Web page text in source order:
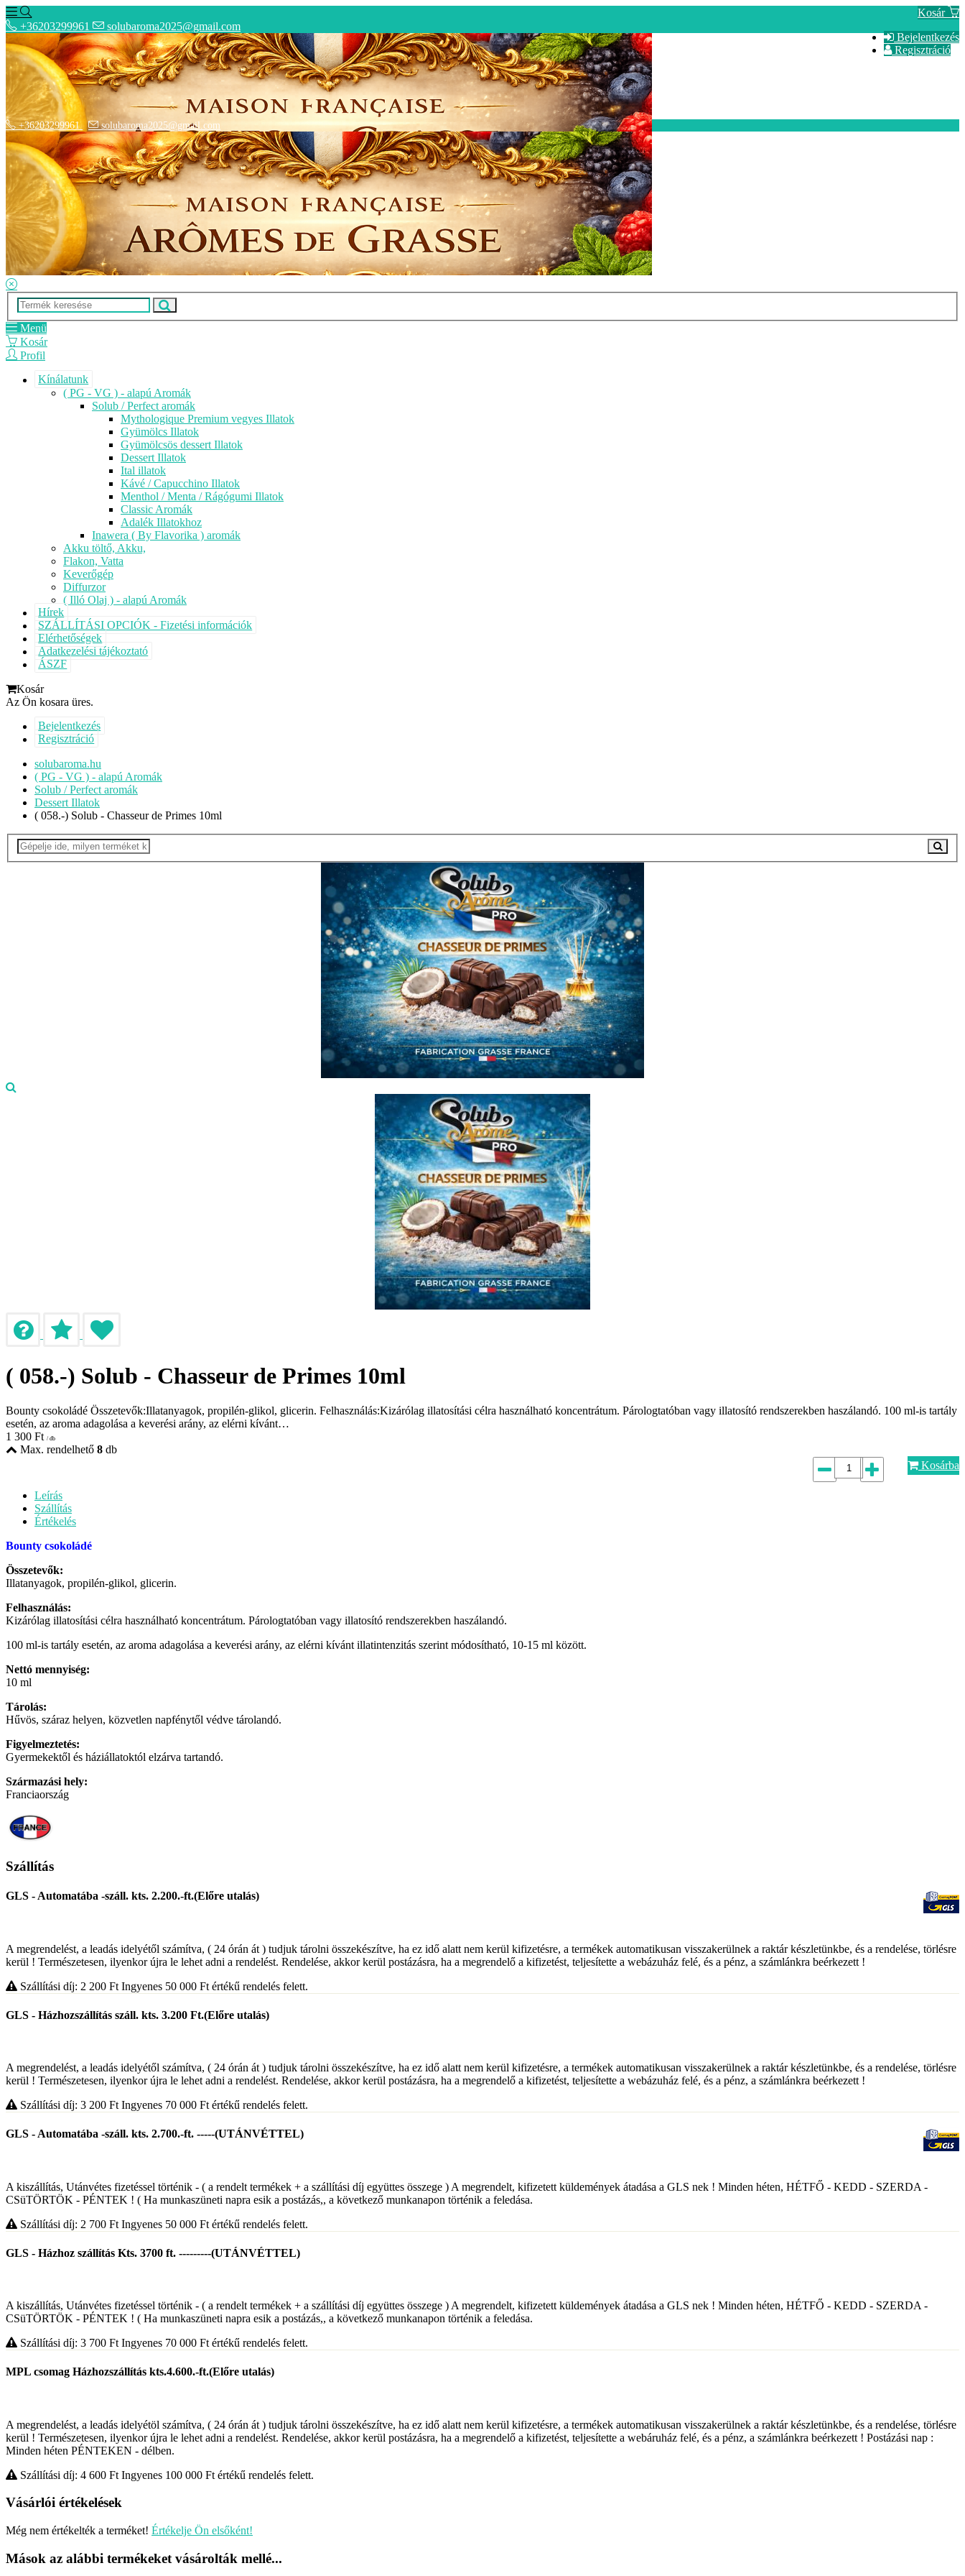
Kosár
Bejelentkezés
Regisztráció
+36203299961 solubaroma2025@gmail.com
Hírek
SZÁLLÍTÁSI OPCIÓK - Fizetési információk
Elérhetőségek
Adatkezelési tájékoztató
ÁSZF
+36203299961 solubaroma2025@gmail.com
Menü
Kosár
Profil
Kínálatunk
( PG - VG ) - alapú Aromák
Solub / Perfect aromák
Mythologique Premium vegyes Illatok
Gyümölcs Illatok
Gyümölcsös dessert Illatok
Dessert Illatok
Ital illatok
Kávé / Capucchino Illatok
Menthol / Menta / Rágógumi Illatok
Classic Aromák
Adalék Illatokhoz
Inawera ( By Flavorika ) aromák
Akku töltő, Akku,
Flakon, Vatta
Keverőgép
Diffurzor
( Illó Olaj ) - alapú Aromák
Hírek
SZÁLLÍTÁSI OPCIÓK - Fizetési információk
Elérhetőségek
Adatkezelési tájékoztató
ÁSZF
Kosár
Az Ön kosara üres.
Bejelentkezés
Regisztráció
solubaroma.hu
( PG - VG ) - alapú Aromák
Solub / Perfect aromák
Dessert Illatok
( 058.-) Solub - Chasseur de Primes 10ml
( 058.-) Solub - Chasseur de Primes 10ml
Bounty csokoládé Összetevők:Illatanyagok, propilén-glikol, glicerin. Felhasználás:Kizárólag illatosítási célra használható koncentrátum. Párologtatóban vagy illatosító rendszerekben haszálandó. 100 ml-is tartály
esetén, az aroma adagolása a keverési arány, az elérni kívánt…
1 300 Ft / db
Max. rendelhető 8 db
Kosárba
Leírás
Szállítás
Értékelés
Bounty csokoládé
Összetevők:
Illatanyagok, propilén-glikol, glicerin.
Felhasználás:
Kizárólag illatosítási célra használható koncentrátum. Párologtatóban vagy illatosító rendszerekben haszálandó.
100 ml-is tartály esetén, az aroma adagolása a keverési arány, az elérni kívánt illatintenzitás szerint módosítható, 10-15 ml között.
Nettó mennyiség:
10 ml
Tárolás:
Hűvös, száraz helyen, közvetlen napfénytől védve tárolandó.
Figyelmeztetés:
Gyermekektől és háziállatoktól elzárva tartandó.
Származási hely:
Franciaország
Szállítás
GLS - Automatába -száll. kts. 2.200.-ft.(Előre utalás)
A megrendelést, a leadás idelyétől számítva, ( 24 órán át ) tudjuk tárolni összekészítve, ha ez idő alatt nem kerül kifizetésre, a termékek automatikusan visszakerülnek a raktár készletünkbe, és a rendelése, törlésre
kerül ! Természetesen, ilyenkor újra le lehet adni a rendelést. Rendelése, akkor kerül postázásra, ha a megrendelő a kifizetést, teljesítette a webázuház felé, és a pénz, a számlánkra beérkezett !
Szállítási díj: 2 200 Ft Ingyenes 50 000 Ft értékű rendelés felett.
GLS - Házhozszállítás száll. kts. 3.200 Ft.(Előre utalás)
A megrendelést, a leadás idelyétől számítva, ( 24 órán át ) tudjuk tárolni összekészítve, ha ez idő alatt nem kerül kifizetésre, a termékek automatikusan visszakerülnek a raktár készletünkbe, és a rendelése, törlésre
kerül ! Természetesen, ilyenkor újra le lehet adni a rendelést. Rendelése, akkor kerül postázásra, ha a megrendelő a kifizetést, teljesítette a webázuház felé, és a pénz, a számlánkra beérkezett !
Szállítási díj: 3 200 Ft Ingyenes 70 000 Ft értékű rendelés felett.
GLS - Automatába -száll. kts. 2.700.-ft. -----(UTÁNVÉTTEL)
A kiszállítás, Utánvétes fizetéssel történik - ( a rendelt termékek + a szállítási díj együttes összege ) A megrendelt, kifizetett küldemények átadása a GLS nek ! Minden héten, HÉTFŐ - KEDD - SZERDA -
CSüTÖRTÖK - PÉNTEK ! ( Ha munkaszüneti napra esik a postázás,, a következő munkanapon történik a feledása.
Szállítási díj: 2 700 Ft Ingyenes 50 000 Ft értékű rendelés felett.
GLS - Házhoz szállítás Kts. 3700 ft. ---------(UTÁNVÉTTEL)
A kiszállítás, Utánvétes fizetéssel történik - ( a rendelt termékek + a szállítási díj együttes összege ) A megrendelt, kifizetett küldemények átadása a GLS nek ! Minden héten, HÉTFŐ - KEDD - SZERDA -
CSüTÖRTÖK - PÉNTEK ! ( Ha munkaszüneti napra esik a postázás,, a következő munkanapon történik a feledása.
Szállítási díj: 3 700 Ft Ingyenes 70 000 Ft értékű rendelés felett.
MPL csomag Házhozszállítás kts.4.600.-ft.(Előre utalás)
A megrendelést, a leadás idelyétöl számítva, ( 24 órán át ) tudjuk tárolni összekészítve, ha ez idő alatt nem kerül kifizetésre, a termékek automatikusan visszakerülnek a raktár készletünkbe, és a rendelése, törlésre
kerül ! Természetesen, ilyenkor újra le lehet adni a rendelést. Rendelése, akkor kerül postázásra, ha a megrendelő a kifizetést, teljesítette a webáruház felé, és a pénz, a számlánkra beérkezett ! Postázási nap :
Minden héten PÉNTEKEN - délben.
Szállítási díj: 4 600 Ft Ingyenes 100 000 Ft értékű rendelés felett.
Vásárlói értékelések
Még nem értékelték a terméket! Értékelje Ön elsőként!
Mások az alábbi termékeket vásárolták mellé...